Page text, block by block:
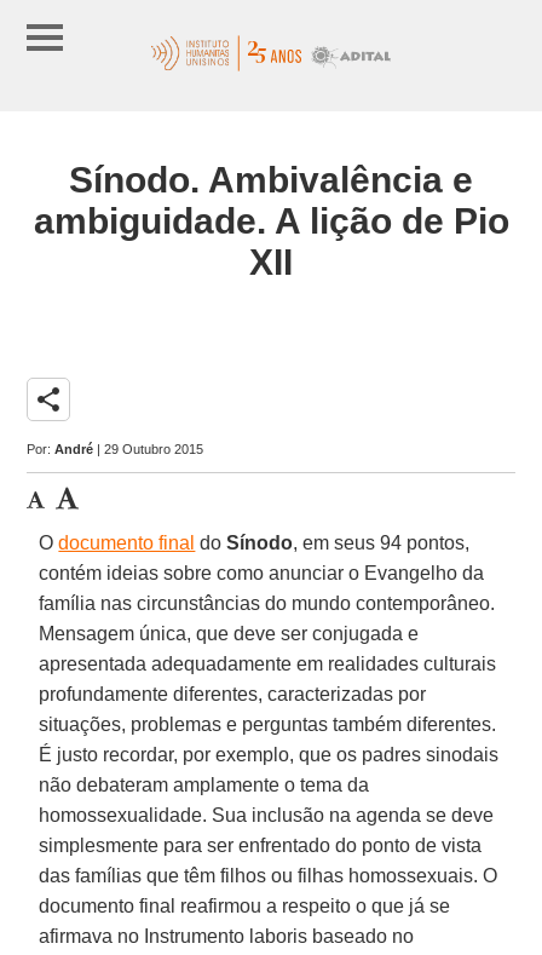
Sínodo. Ambivalência e
ambiguidade. A lição de Pio
XII
share
Por:André | 29 Outubro 2015
Odocumento final doSínodo, em seus 94 pontos,
contém ideias sobre como anunciar o Evangelho da
família nas circunstâncias do mundo contemporâneo.
Mensagem única, que deve ser conjugada e
apresentada adequadamente em realidades culturais
profundamente diferentes, caracterizadas por
situações, problemas e perguntas também diferentes.
É justo recordar, por exemplo, que os padres sinodais
não debateram amplamente o tema da
homossexualidade. Sua inclusão na agenda se deve
simplesmente para ser enfrentado do ponto de vista
das famílias que têm filhos ou filhas homossexuais. O
documento final reafirmou a respeito o que já se
afirmava no Instrumento laboris baseado no